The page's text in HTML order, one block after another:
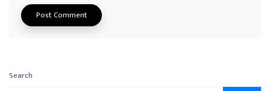
Search